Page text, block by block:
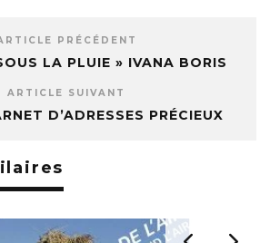
PRÉCÉDENT
LA PLUIE » IVANA BORIS
ARTICLE SUIVANT
D’ADRESSES PRÉCIEUX